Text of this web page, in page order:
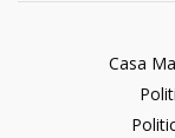
Casa